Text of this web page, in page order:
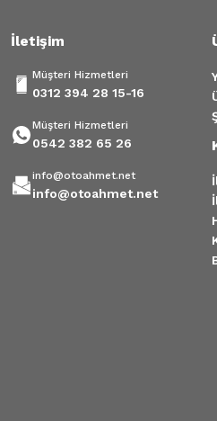
İletişim
Müşteri Hizmetleri
0312 394 28 15-16
Müşteri Hizmetleri
0542 382 65 26
info@otoahmet.net
info@otoahmet.net